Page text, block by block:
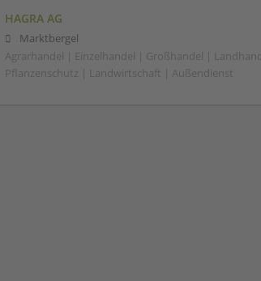
HAGRA AG
Marktbergel
Agrarhandel | Einzelhandel | Großhandel |
Pflanzenschutz | Landwirtschaft | Außendienst